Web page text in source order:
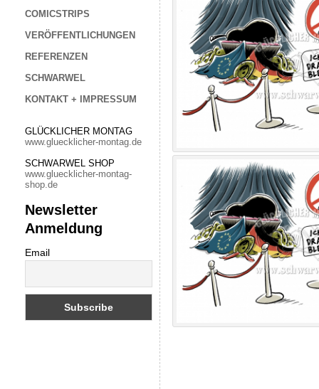
COMICSTRIPS
VERÖFFENTLICHUNGEN
REFERENZEN
SCHWARWEL
KONTAKT + IMPRESSUM
GLÜCKLICHER MONTAG
www.gluecklicher-montag.de
SCHWARWEL SHOP
www.gluecklicher-montag-
shop.de
Newsletter
Anmeldung
Email